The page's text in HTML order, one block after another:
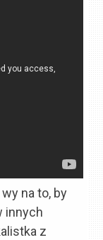
na to, by
innych
z